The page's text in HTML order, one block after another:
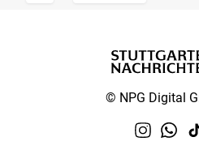
© NPG Digital